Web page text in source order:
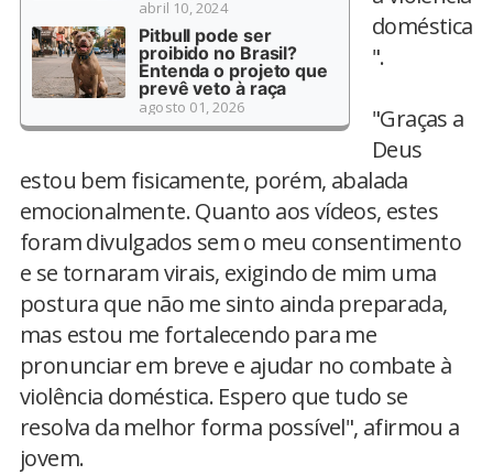
abril 10, 2024
Pitbull pode ser
proibido no Brasil?
Entenda o projeto que
prevê veto à raça
agosto 01, 2026
doméstica
".
"Graças a
Deus
estou bem fisicamente, porém, abalada
emocionalmente. Quanto aos vídeos, estes
foram divulgados sem o meu consentimento
e se tornaram virais, exigindo de mim uma
postura que não me sinto ainda preparada,
mas estou me fortalecendo para me
pronunciar em breve e ajudar no combate à
violência doméstica. Espero que tudo se
resolva da melhor forma possível", afirmou a
jovem.